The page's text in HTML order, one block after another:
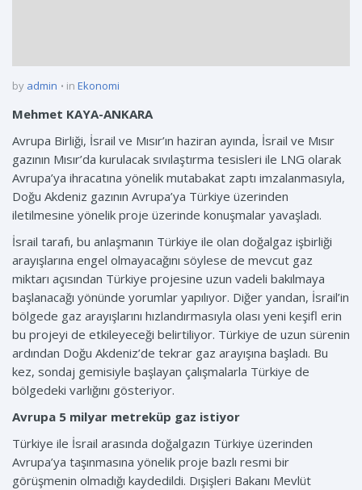
by admin in Ekonomi
Mehmet KAYA-ANKARA
Avrupa Birliği, İsrail ve Mısır’ın haziran ayında, İsrail ve Mısır
gazının Mısır’da kurulacak sıvılaştırma tesisleri ile LNG olarak
Avrupa’ya ihracatına yönelik mutabakat zaptı imzalanmasıyla,
Doğu Akdeniz gazının Avrupa’ya Türkiye üzerinden
iletilmesine yönelik proje üzerinde konuşmalar yavaşladı.
İsrail tarafı, bu anlaşmanın Türkiye ile olan doğalgaz işbirliği
arayışlarına engel olmayacağını söylese de mevcut gaz
miktarı açısından Türkiye projesine uzun vadeli bakılmaya
başlanacağı yönünde yorumlar yapılıyor. Diğer yandan, İsrail’in
bölgede gaz arayışlarını hızlandırmasıyla olası yeni keşifl erin
bu projeyi de etkileyeceği belirtiliyor. Türkiye de uzun sürenin
ardından Doğu Akdeniz’de tekrar gaz arayışına başladı. Bu
kez, sondaj gemisiyle başlayan çalışmalarla Türkiye de
bölgedeki varlığını gösteriyor.
Avrupa 5 milyar metreküp gaz istiyor
Türkiye ile İsrail arasında doğalgazın Türkiye üzerinden
Avrupa’ya taşınmasına yönelik proje bazlı resmi bir
görüşmenin olmadığı kaydedildi. Dışişleri Bakanı Mevlüt